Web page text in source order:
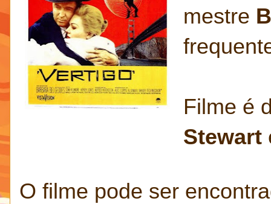
mestre
Filme é
Stewart
O filme pode ser